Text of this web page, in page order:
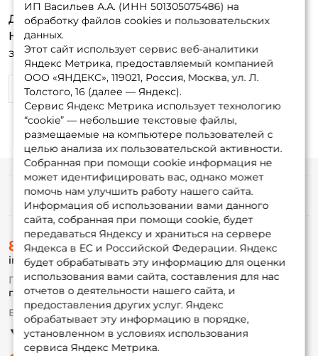
Достоинства:хорошо вяжется
Недостатки:
заломы изгибы и тп.
0 0
ИП Васильев А.А. (ИНН 501305075486) на
обработку файлов cookies и пользовательских
данных.
Этот сайт использует сервис веб-аналитики
Яндекс Метрика, предоставляемый компанией
ООО «ЯНДЕКС», 119021, Россия, Москва, ул. Л.
Толстого, 16 (далее — Яндекс).
Сервис Яндекс Метрика использует технологию
“cookie” — небольшие текстовые файлы,
размещаемые на компьютере пользователей с
целью анализа их пользовательской активности.
Собранная при помощи cookie информация не
может идентифицировать вас, однако может
помочь нам улучшить работу нашего сайта.
Информация об использовании вами данного
сайта, собранная при помощи cookie, будет
передаваться Яндексу и храниться на сервере
Яндекса в ЕС и Российской Федерации. Яндекс
будет обрабатывать эту информацию для оценки
использования вами сайта, составления для нас
отчетов о деятельности нашего сайта, и
предоставления других услуг. Яндекс
обрабатывает эту информацию в порядке,
установленном в условиях использования
сервиса Яндекс Метрика.
Информация
О магазине
Доставка
Оплата
Fox-bonus
Гуру
Партнерская программа
8 (495) 532-77-88
info@foxfishing.ru
По вопросам с заказом
г. Москва, ул. Плеханова д.7
Ежедневно 10:00 до 20:00